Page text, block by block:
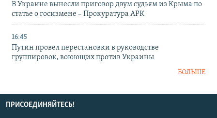
В Украине вынесли приговор двум судьям из Крыма по
статье о госизмене – Прокуратура АРК
16:45
Путин провел перестановки в руководстве
группировок, воюющих против Украины
БОЛЬШЕ
ПРИСОЕДИНЯЙТЕСЬ!